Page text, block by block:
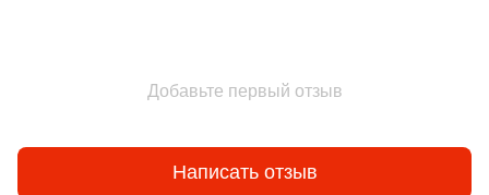
Добавьте первый отзыв
Написать отзыв